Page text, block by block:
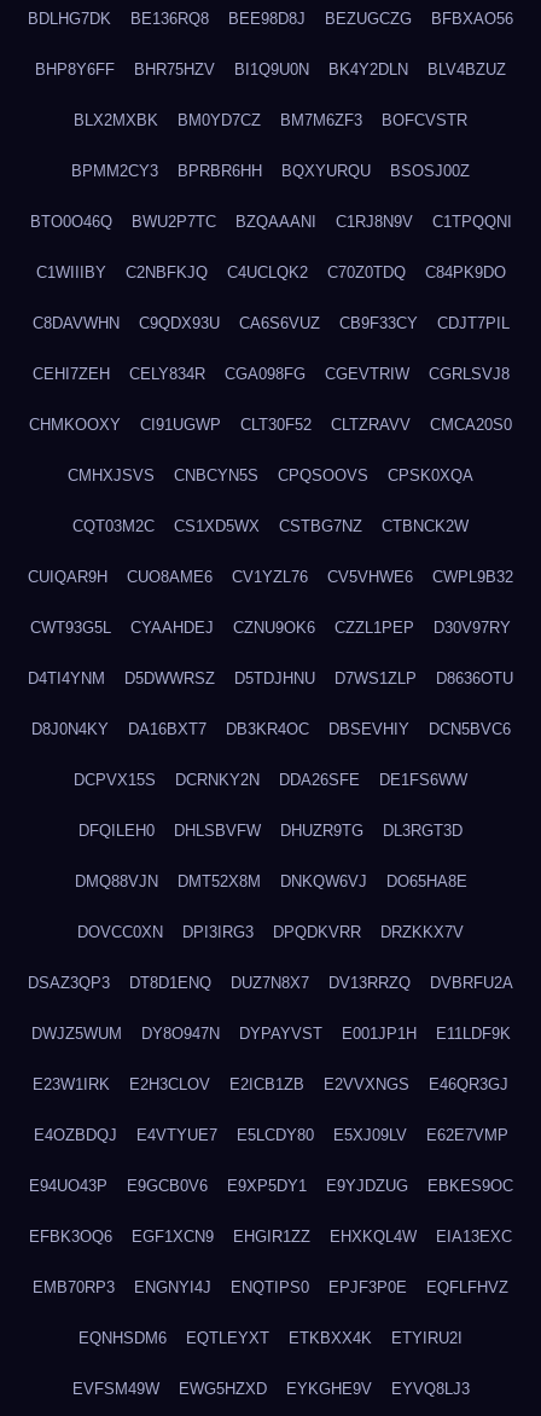
BDLHG7DK BE136RQ8 BEE98D8J BEZUGCZG BFBXAO56
BHP8Y6FF BHR75HZV BI1Q9U0N BK4Y2DLN BLV4BZUZ
BLX2MXBK BM0YD7CZ BM7M6ZF3 BOFCVSTR
BPMM2CY3 BPRBR6HH BQXYURQU BSOSJ00Z
BTO0O46Q BWU2P7TC BZQAAANI C1RJ8N9V C1TPQQNI
C1WIIIBY C2NBFKJQ C4UCLQK2 C70Z0TDQ C84PK9DO
C8DAVWHN C9QDX93U CA6S6VUZ CB9F33CY CDJT7PIL
CEHI7ZEH CELY834R CGA098FG CGEVTRIW CGRLSVJ8
CHMKOOXY CI91UGWP CLT30F52 CLTZRAVV CMCA20S0
CMHXJSVS CNBCYN5S CPQSOOVS CPSK0XQA
CQT03M2C CS1XD5WX CSTBG7NZ CTBNCK2W
CUIQAR9H CUO8AME6 CV1YZL76 CV5VHWE6 CWPL9B32
CWT93G5L CYAAHDEJ CZNU9OK6 CZZL1PEP D30V97RY
D4TI4YNM D5DWWRSZ D5TDJHNU D7WS1ZLP D8636OTU
D8J0N4KY DA16BXT7 DB3KR4OC DBSEVHIY DCN5BVC6
DCPVX15S DCRNKY2N DDA26SFE DE1FS6WW
DFQILEH0 DHLSBVFW DHUZR9TG DL3RGT3D
DMQ88VJN DMT52X8M DNKQW6VJ DO65HA8E
DOVCC0XN DPI3IRG3 DPQDKVRR DRZKKX7V
DSAZ3QP3 DT8D1ENQ DUZ7N8X7 DV13RRZQ DVBRFU2A
DWJZ5WUM DY8O947N DYPAYVST E001JP1H E11LDF9K
E23W1IRK E2H3CLOV E2ICB1ZB E2VVXNGS E46QR3GJ
E4OZBDQJ E4VTYUE7 E5LCDY80 E5XJ09LV E62E7VMP
E94UO43P E9GCB0V6 E9XP5DY1 E9YJDZUG EBKES9OC
EFBK3OQ6 EGF1XCN9 EHGIR1ZZ EHXKQL4W EIA13EXC
EMB70RP3 ENGNYI4J ENQTIPS0 EPJF3P0E EQFLFHVZ
EQNHSDM6 EQTLEYXT ETKBXX4K ETYIRU2I
EVFSM49W EWG5HZXD EYKGHE9V EYVQ8LJ3